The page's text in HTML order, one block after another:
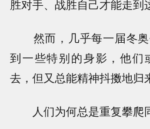
胜对手、战胜自己才能走到
然而，几乎每一届冬奥
到一些特别的身影，他们
去，但又总能精神抖擞地归
人们为何总是重复攀爬